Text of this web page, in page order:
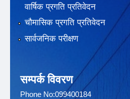
वार्षिक प्रगति प्रतिवेदन
चौमासिक प्रगति प्रतिवेदन
सार्वजनिक परीक्षण
सम्पर्क विवरण
Phone No:099400184